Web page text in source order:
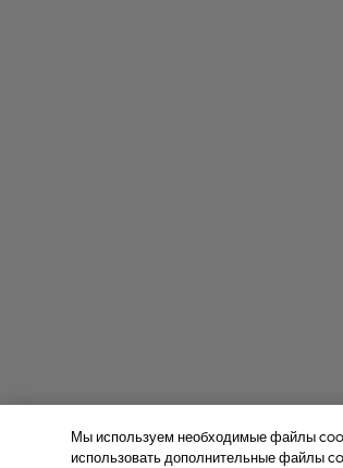
Мы используем необходимые файлы
использовать дополнительные файлы